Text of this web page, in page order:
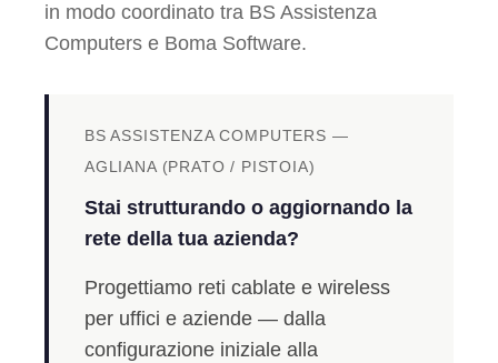
in modo coordinato tra BS Assistenza
Computers e Boma Software.
BS ASSISTENZA COMPUTERS —
AGLIANA (PRATO / PISTOIA)
Stai strutturando o aggiornando la
rete della tua azienda?
Progettiamo reti cablate e wireless
per uffici e aziende — dalla
configurazione iniziale alla